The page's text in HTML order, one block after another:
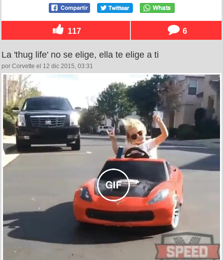
117 6
La 'thug life' no se elige, ella te elige a ti
por Corvette el 12 dic 2015, 03:31